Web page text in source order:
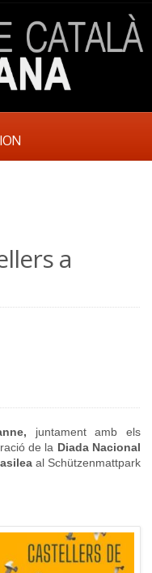
a
juntament amb els
de la Diada Nacional
al Schützenmattpark